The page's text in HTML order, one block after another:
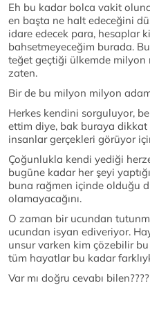
Eh bu kadar bolca vakit
en başta ne halt edeceğini
idare edecek para, hesaplar
bahsetmeyeceğim burada.
teğet geçtiği ülkemde milyon
zaten.
Bir de bu milyon milyon
Herkes kendini sorguluyor,
ettim diye, bak buraya dikkat
insanlar gerçekleri görüyor
Çoğunlukla kendi yediği
bugüne kadar her şeyi
buna rağmen içinde olduğu
olamayacağını.
O zaman bir ucundan
ucundan isyan ediveriyor.
unsur varken kim çözebilir
tüm hayatlar bu kadar
Var mı doğru cevabı bilen????